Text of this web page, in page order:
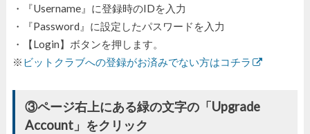
・『Username』に登録時のIDを入力
・『Password』に設定したパスワードを入力
・【Login】ボタンを押します。
※ ビットクラブへの登録がお済みでない方はコチラ
③ページ右上にある緑の文字の「Upgrade
Account」をクリック